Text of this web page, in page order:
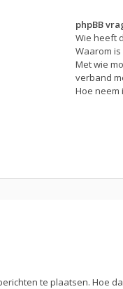
phpBB
Wie heeft
Waarom
Met wie
verband
Hoe neem
te plaatsen. Hoe